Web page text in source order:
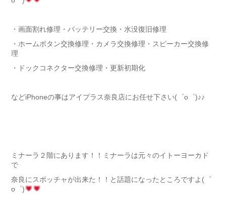
・画面割れ修理・バッテリー交換・水没復旧修理
・ホームボタン交換修理・カメラ交換修理・スピーカー交換修
理
・ドックコネクター交換修理・更新初期化
などiPhoneの事はアイプラス奈良店にお任せ下さい(゜o゜)♪♪
ミナーラ２階にあります！！ミナーラは元々のイトーヨーカド
で
奈良にスポッチャが出来た！！と話題になったところですよ(゜
o゜)